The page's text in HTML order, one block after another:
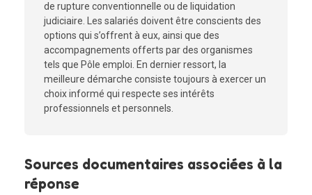
de rupture conventionnelle ou de liquidation
judiciaire. Les salariés doivent être conscients des
options qui s’offrent à eux, ainsi que des
accompagnements offerts par des organismes
tels que Pôle emploi. En dernier ressort, la
meilleure démarche consiste toujours à exercer un
choix informé qui respecte ses intérêts
professionnels et personnels.
Sources documentaires associées à la
réponse